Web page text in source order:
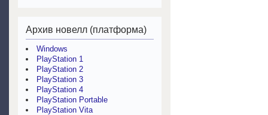
Архив новелл (платформа)
Windows
PlayStation 1
PlayStation 2
PlayStation 3
PlayStation 4
PlayStation Portable
PlayStation Vita